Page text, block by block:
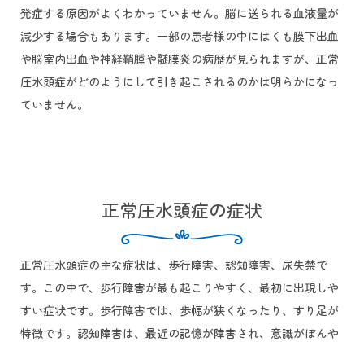
発症する原因がよくわかっていません。脳に送られる血液量が
減少する場合もあります。一部の患者様の中にはくも膜下出血
や脳室内出血や神経鞘腫や髄膜炎の病歴が見られますが、正常
圧水頭症がどのようにして引き起こされるのかは明らかになっ
ていません。
正常圧水頭症の症状
正常圧水頭症の主な症状は、歩行障害、認知障害、尿失禁で
す。この中で、歩行障害が最も起こりやすく、最初に出現しや
すい症状です。歩行障害では、歩幅が狭くなったり、すり足が
特徴です。認知障害は、最近の記憶が障害され、意識がぼんや